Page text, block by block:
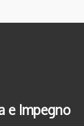
e Impegno